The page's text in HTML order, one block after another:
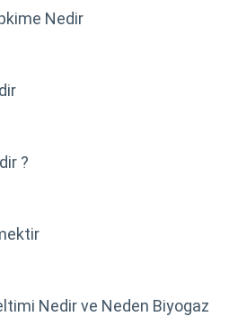
Nedir
?
Nedir ve Neden Biyogaz